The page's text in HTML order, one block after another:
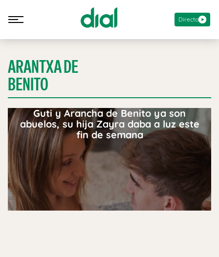
Directo
ARANTXA DE
BENITO
Guti y Arancha de Benito ya son
abuelos, su hija Zayra daba a luz este
fin de semana